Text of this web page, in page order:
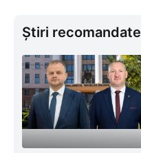
Știri recomandate